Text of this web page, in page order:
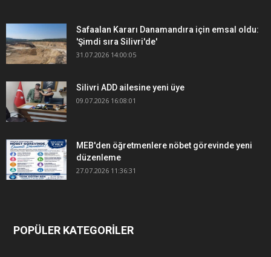
Safaalan Kararı Danamandıra için emsal oldu:
'Şimdi sıra Silivri'de'
31.07.2026 14:00:05
Silivri ADD ailesine yeni üye
09.07.2026 16:08:01
MEB'den öğretmenlere nöbet görevinde yeni
düzenleme
27.07.2026 11:36:31
POPÜLER KATEGORİLER